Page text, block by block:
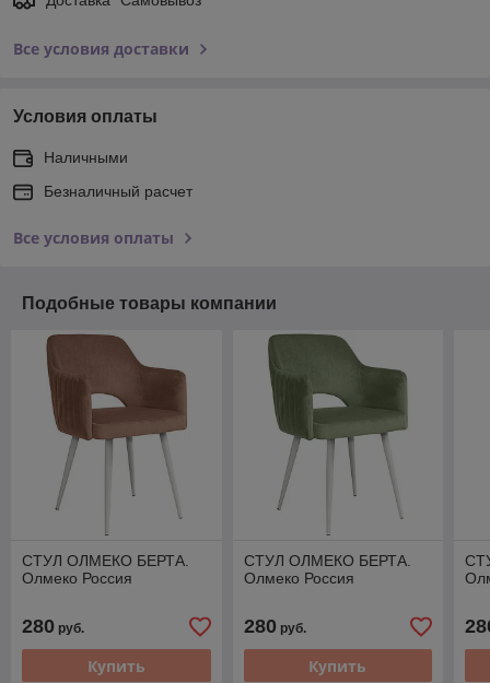
Все условия доставки
Условия оплаты
Наличными
Безналичный расчет
Все условия оплаты
Подобные товары компании
СТУЛ ОЛМЕКО БЕРТА.
Олмеко Россия
280 руб.
Купить
СТУЛ ОЛМЕКО БЕРТА.
Олмеко Россия
280руб.
Купить